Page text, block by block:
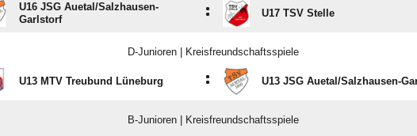
U16 JSG Auetal/​Salzhausen-
Garlstorf
: U17 TSV Stelle
D-Junioren | Kreisfreundschaftsspiele
U13 MTV Treubund Lüneburg : U13 JSG Auetal/​Salzhausen-
B-Junioren | Kreisfreundschaftsspiele